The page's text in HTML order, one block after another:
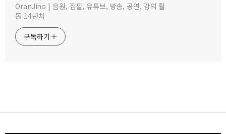
OranJino | 음원, 집필, 유튜브, 방송, 공연, 강의 활
동 14년차
구독하기